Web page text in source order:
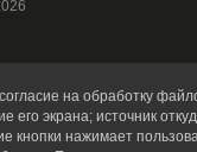
на обработку
его экрана; источник
кнопки нажимает